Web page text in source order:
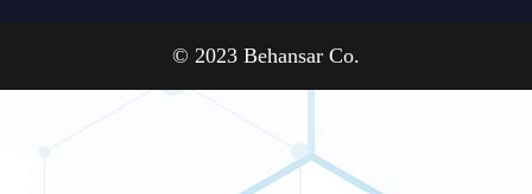
© 2023 Behansar Co.